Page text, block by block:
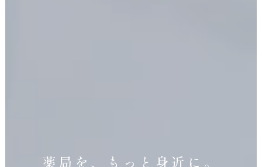
薬局を、もっと身近に。